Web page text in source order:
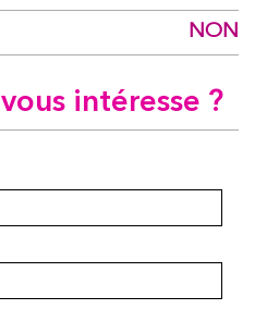
NON
vous intéresse ?